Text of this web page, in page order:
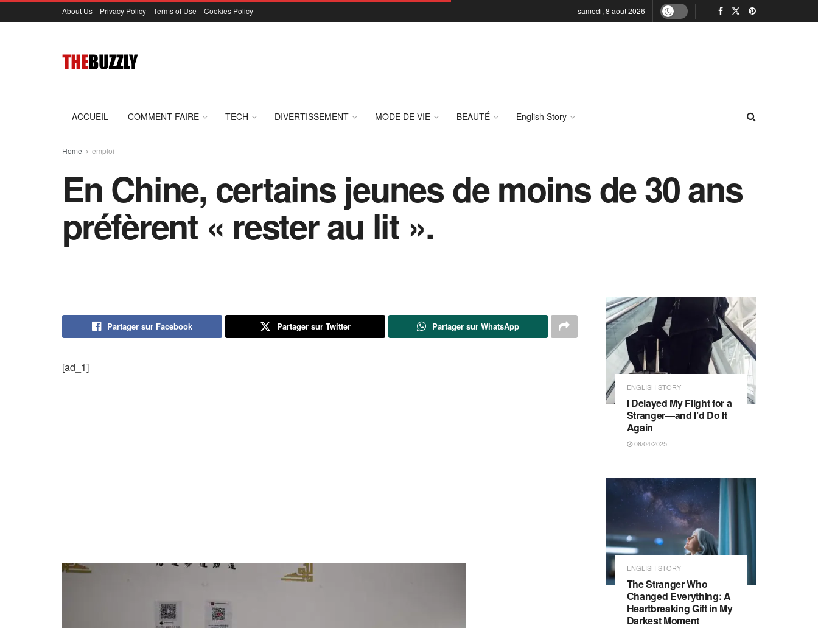
About Us Privacy Policy Terms of Use Cookies Policy samedi, 8 août 2026
ACCUEIL COMMENT FAIRE TECH DIVERTISSEMENT MODE DE VIE BEAUTÉ English Story
Home emploi
En Chine, certains jeunes de moins de 30 ans
préfèrent « rester au lit ».
Partager sur Facebook Partager sur Twitter Partager sur WhatsApp
[ad_1]
ENGLISH STORY
I Delayed My Flight for a
Stranger—and I’d Do It
Again
08/04/2025
ENGLISH STORY
The Stranger Who
Changed Everything: A
Heartbreaking Gift in My
Darkest Moment